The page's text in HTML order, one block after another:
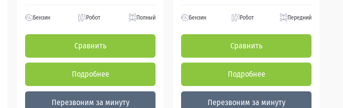
Бензин Робот Полный
Сравнить
Подробнее
Перезвоним за минуту
Бензин Робот Передний
Сравнить
Подробнее
Перезвоним за минуту